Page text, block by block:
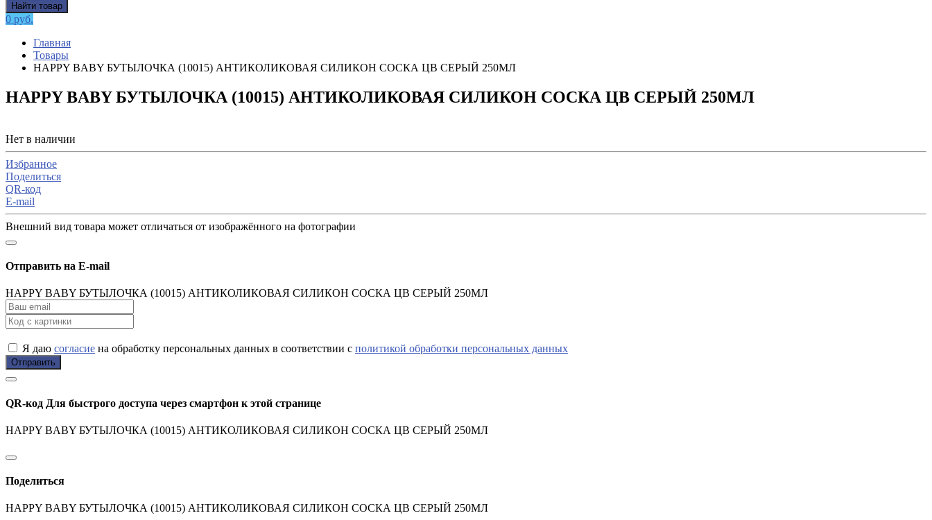
Найти товар
0 руб.
Главная
Товары
HAPPY BABY БУТЫЛОЧКА (10015) АНТИКОЛИКОВАЯ СИЛИКОН СОСКА ЦВ СЕРЫЙ 250МЛ
HAPPY BABY БУТЫЛОЧКА (10015) АНТИКОЛИКОВАЯ СИЛИКОН СОСКА ЦВ СЕРЫЙ 250МЛ
Нет в наличии
Избранное
Поделиться
QR-код
E-mail
Внешний вид товара может отличаться от изображённого на фотографии
Отправить на E-mail
HAPPY BABY БУТЫЛОЧКА (10015) АНТИКОЛИКОВАЯ СИЛИКОН СОСКА ЦВ СЕРЫЙ 250МЛ
Я даю согласие на обработку персональных данных в соответствии с политикой обработки персональных данных
Отправить
QR-код Для быстрого доступа через смартфон к этой странице
HAPPY BABY БУТЫЛОЧКА (10015) АНТИКОЛИКОВАЯ СИЛИКОН СОСКА ЦВ СЕРЫЙ 250МЛ
Поделиться
HAPPY BABY БУТЫЛОЧКА (10015) АНТИКОЛИКОВАЯ СИЛИКОН СОСКА ЦВ СЕРЫЙ 250МЛ